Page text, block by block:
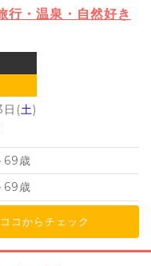
行・温泉・自然好き
日(土)
69歳
69歳
コからチェック